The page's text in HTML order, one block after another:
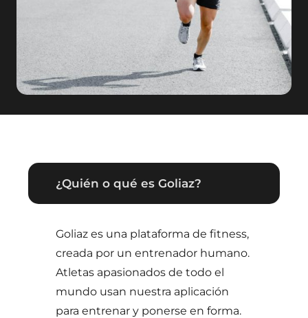
¿Quién o qué es Goliaz?
Goliaz es una plataforma de fitness,
creada por un entrenador humano.
Atletas apasionados de todo el
mundo usan nuestra aplicación
para entrenar y ponerse en forma.